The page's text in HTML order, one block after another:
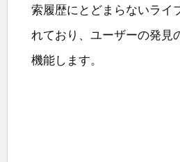
索履歴にとどまらないライ
れており、ユーザーの発見
機能します。